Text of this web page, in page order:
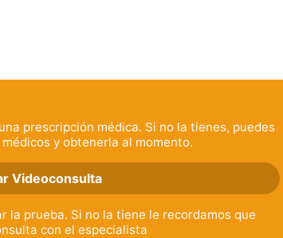
prescripción médica. Si no la tienes, puedes
y obtenerla al momento.
Videoconsulta
la prueba. Si no la tiene le recordamos que
con el especialista